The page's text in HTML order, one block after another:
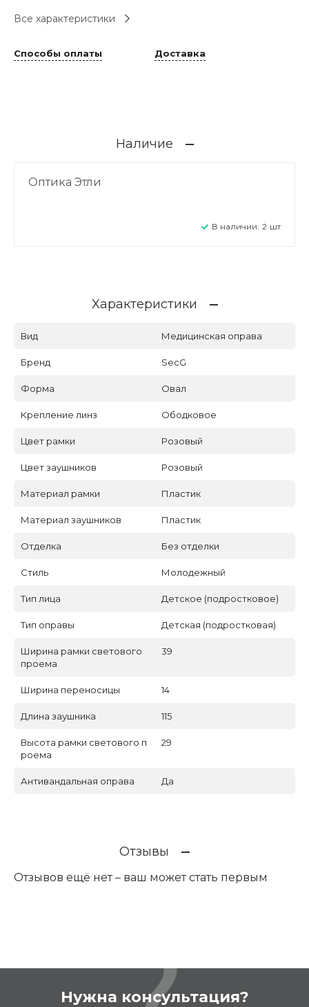
Все характеристики
Способы оплаты Доставка
Наличие
Оптика Этли
В наличии: 2 шт
Характеристики
Вид Медицинская оправа
Бренд SecG
Форма Овал
Крепление линз Ободковое
Цвет рамки Розовый
Цвет заушников Розовый
Материал рамки Пластик
Материал заушников Пластик
Отделка Без отделки
Стиль Молодежный
Тип лица Детское (подростковое)
Тип оправы Детская (подростковая)
Ширина рамки светового
проема
39
Ширина переносицы 14
Длина заушника 115
Высота рамки светового п
роема
29
Антивандальная оправа Да
Отзывы
Отзывов ещё нет – ваш может стать первым
Нужна консультация?